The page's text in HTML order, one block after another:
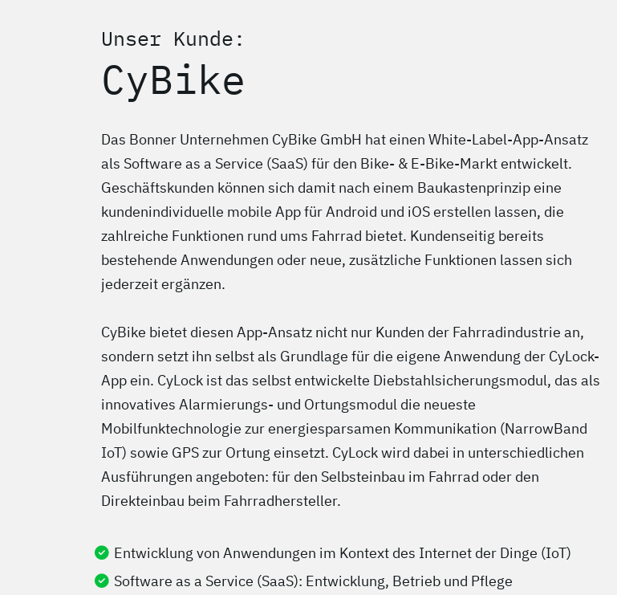
Unser Kunde:
CyBike
Das Bonner Unternehmen CyBike GmbH hat einen White-Label-App-Ansatz
als Software as a Service (SaaS) für den Bike- & E-Bike-Markt entwickelt.
Geschäftskunden können sich damit nach einem Baukastenprinzip eine
kundenindividuelle mobile App für Android und iOS erstellen lassen, die
zahlreiche Funktionen rund ums Fahrrad bietet. Kundenseitig bereits
bestehende Anwendungen oder neue, zusätzliche Funktionen lassen sich
jederzeit ergänzen.
CyBike bietet diesen App-Ansatz nicht nur Kunden der Fahrradindustrie an,
sondern setzt ihn selbst als Grundlage für die eigene Anwendung der CyLock-
App ein. CyLock ist das selbst entwickelte Diebstahlsicherungsmodul, das als
innovatives Alarmierungs- und Ortungsmodul die neueste
Mobilfunktechnologie zur energiesparsamen Kommunikation (NarrowBand
IoT) sowie GPS zur Ortung einsetzt. CyLock wird dabei in unterschiedlichen
Ausführungen angeboten: für den Selbsteinbau im Fahrrad oder den
Direkteinbau beim Fahrradhersteller.
Entwicklung von Anwendungen im Kontext des Internet der Dinge (IoT)
Software as a Service (SaaS): Entwicklung, Betrieb und Pflege